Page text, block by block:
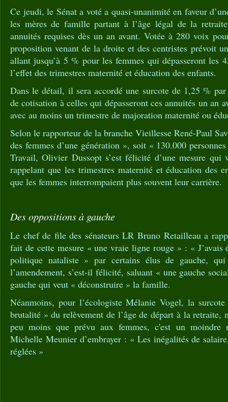
Ce jeudi, le Sénat a voté a quasi-unanimité en faveur
les mères de famille partant à l’âge légal de la
annuités requises dès un an avant. Votée à 280 voix
proposition venant de la droite et des centristes prévoit
allant jusqu’à 5 % pour les femmes qui dépasseront les
l’effet des trimestres maternité et éducation des enfants.
Dans le détail, il sera accordé une surcote de 1,25 %
de cotisation à celles qui dépasseront ces annuités un an
avec au moins un trimestre de majoration maternité ou
Selon le rapporteur de la branche Vieillesse René-Paul
des femmes d’une génération », soit « 130.000
Travail, Olivier Dussopt s’est félicité d’une mesure qui
rappelant que les trimestres maternité et éducation des
que les femmes interrompaient plus souvent leur carrière.
Des oppositions à gauche
Le chef de file des sénateurs LR Bruno Retailleau a
fait de cette mesure « une vraie ligne rouge » : « J’avais
politique nataliste » par certains élus de gauche,
l’amendement, s’est-il félicité, saluant « une gauche
gauche qui veut « déconstruire » la famille.
Néanmoins, pour l’écologiste Mélanie Vogel, la
brutalité » du relèvement de l’âge de départ à la retraite,
peu moins que prévu aux femmes, c'est un
Michelle Meunier d’embrayer : « Les inégalités de
réglées »